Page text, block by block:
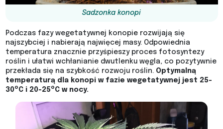
Sadzonka konopi
Podczas fazy wegetatywnej konopie rozwijają się
najszybciej i nabierają najwięcej masy. Odpowiednia
temperatura znacznie przyśpieszy proces fotosyntezy
roślin i ułatwi wchłanianie dwutlenku węgla, co pozytywnie
przekłada się na szybkość rozwoju roślin. Optymalną
temperaturą dla konopi w fazie wegetatywnej jest 25-
30o C i 20-25 o C w nocy.